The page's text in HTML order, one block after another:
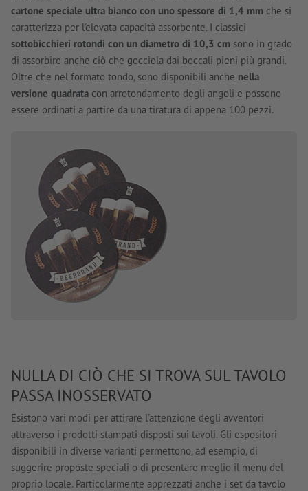
cartone speciale ultra bianco con uno spessore di 1,4 mm che si
caratterizza per l'elevata capacità assorbente. I classici
sottobicchieri rotondi con un diametro di 10,3 cm sono in grado
di assorbire anche ciò che gocciola dai boccali pieni più grandi.
Oltre che nel formato tondo, sono disponibili anche nella
versione quadrata con arrotondamento degli angoli e possono
essere ordinati a partire da una tiratura di appena 100 pezzi.
NULLA DI CIÒ CHE SI TROVA SUL TAVOLO
PASSA INOSSERVATO
Esistono vari modi per attirare l'attenzione degli avventori
attraverso i prodotti stampati disposti sui tavoli. Gli espositori
disponibili in diverse varianti permettono, ad esempio, di
suggerire proposte speciali o di presentare meglio il menu del
proprio locale. Particolarmente apprezzati anche i set da tavolo